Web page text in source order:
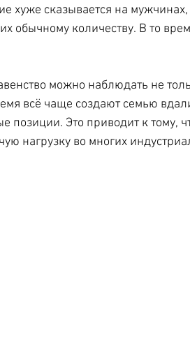
хуже сказывается на
обычному количеству. В то
можно наблюдать не
всё чаще создают семью
позиции. Это приводит к тому,
нагрузку во многих